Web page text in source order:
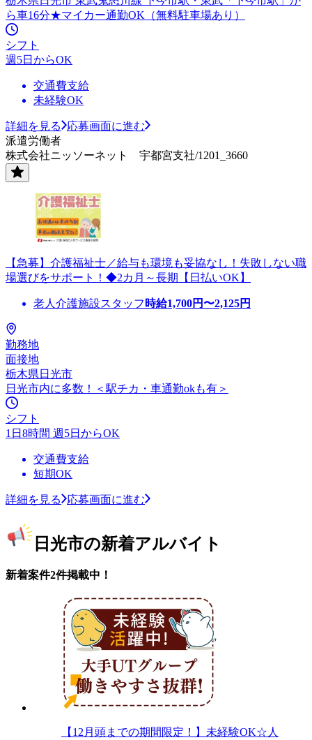
ら車16分★マイカー通勤OK（無料駐車場あり）
シフト
週5日からOK
交通費支給
未経験OK
詳細を見る
応募画面に進む
派遣労働者
株式会社ニッソーネット 宇都宮支社/1201_3660
【急募】介護福祉士／給与も環境も妥協なし！失敗しない職
場選びをサポート！◆2カ月～長期【日払いOK】
老人介護施設スタッフ 時給1,700円〜2,125円
勤務地
面接地
栃木県日光市
日光市内に多数！＜駅チカ・車通勤okも有＞
シフト
1日8時間 週5日からOK
交通費支給
短期OK
詳細を見る 応募画面に進む
日光市の新着アルバイト
新着案件2件掲載中！
【12月頭までの期間限定！】未経験OK☆人